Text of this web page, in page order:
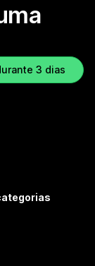
3 dias